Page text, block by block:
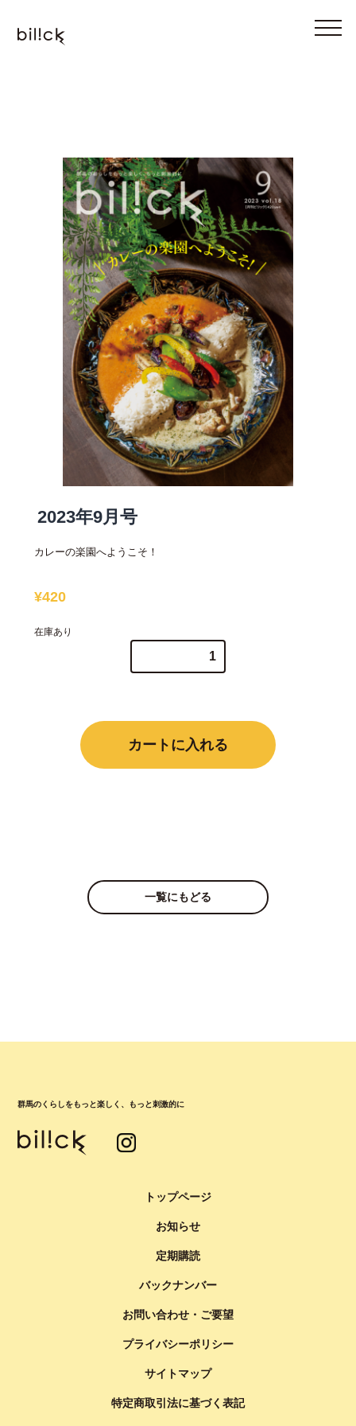
2023年9月号
カレーの楽園へようこそ！
¥420
在庫あり
9
個
カートに入れる
一覧にもどる
群馬のくらしをもっと楽しく、もっと刺激的に
トップページ
お知らせ
定期購読
バックナンバー
お問い合わせ・ご要望
プライバシーポリシー
サイトマップ
特定商取引法に基づく表記